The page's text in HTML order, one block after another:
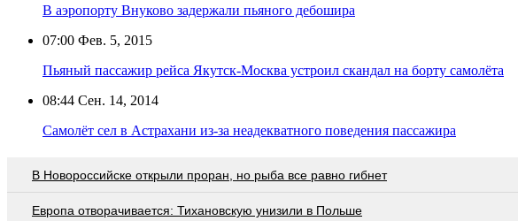
В аэропорту Внуково задержали пьяного дебошира
07:00 Фев. 5, 2015
Пьяный пассажир рейса Якутск-Москва устроил скандал на борту самолёта
08:44 Сен. 14, 2014
Самолёт сел в Астрахани из-за неадекватного поведения пассажира
В Новороссийске открыли проран, но рыба все равно гибнет
Европа отворачивается: Тихановскую унизили в Польше